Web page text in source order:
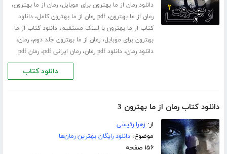
دانلود رمان از ما بهترون برای موبایل،رمان از ما بهترون،
رمان از ما بهترون،pdf رمان از ما بهترون کامل ،دانلود
کتاب از ما بهترون با لینک مستقیم،دانلود کتاب از ما
بهترون برای موبایل،رمان از ما بهترون جلد دوم،رمان،
دانلود رمان،دانلود pdf رمان ،رمان ایرانی pdf ،رمان pdf
دانلود کتاب
دانلود کتاب رمان از ما بهترون 3
از:زهرا رئیسی
موضوع:دانلود رایگان بهترین رمان‌ها
۱۵۶ صفحه